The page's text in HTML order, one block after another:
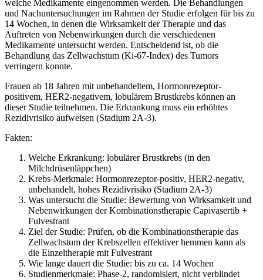
welche Medikamente eingenommen werden. Die Behandlungen
und Nachuntersuchungen im Rahmen der Studie erfolgen für bis zu
14 Wochen, in denen die Wirksamkeit der Therapie und das
Auftreten von Nebenwirkungen durch die verschiedenen
Medikamente untersucht werden. Entscheidend ist, ob die
Behandlung das Zellwachstum (Ki-67-Index) des Tumors
verringern konnte.
Frauen ab 18 Jahren mit unbehandeltem, Hormonrezeptor-
positivem, HER2-negativem, lobulärem Brustkrebs können an
dieser Studie teilnehmen. Die Erkrankung muss ein erhöhtes
Rezidivrisiko aufweisen (Stadium 2A-3).
Fakten:
Welche Erkrankung: lobulärer Brustkrebs (in den
Milchdrüsenläppchen)
Krebs-Merkmale: Hormonrezeptor-positiv, HER2-negativ,
unbehandelt, hohes Rezidivrisiko (Stadium 2A-3)
Was untersucht die Studie: Bewertung von Wirksamkeit und
Nebenwirkungen der Kombinationstherapie Capivasertib +
Fulvestrant
Ziel der Studie: Prüfen, ob die Kombinationstherapie das
Zellwachstum der Krebszellen effektiver hemmen kann als
die Einzeltherapie mit Fulvestrant
Wie lange dauert die Studie: bis zu ca. 14 Wochen
Studienmerkmale: Phase-2, randomisiert, nicht verblindet